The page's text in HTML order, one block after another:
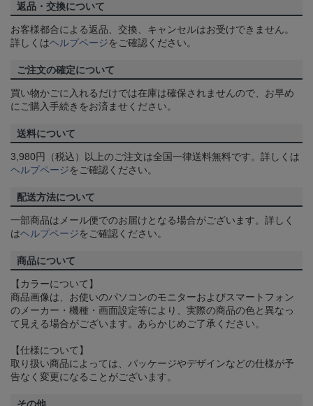
返品・交換について
お客様都合による返品、交換、キャンセルはお受けできません。
詳しくはヘルプページをご確認ください。
ご注文の確定について
買い物かごに入れるだけでは在庫は確保されませんので、お早め
にご購入手続きをお済ませください。
送料について
3,980円（税込）以上のご注文は全国一律送料無料です。詳しくは
ヘルプページをご確認ください。
配送方法について
一部商品はメール便でのお届けとなる場合がございます。詳しく
はヘルプページをご確認ください。
商品について
【カラーについて】
商品画像は、お使いのパソコンのモニターおよびスマートフォン
のメーカー・機種・画面設定等により、実際の商品の色と異なっ
て見える場合がございます。あらかじめご了承ください。
【仕様について】
取り扱い商品によっては、パッケージやデザインなどの仕様が予
告なく変更になることがございます。